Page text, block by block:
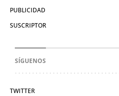
PUBLICIDAD
SUSCRIPTOR
SÍGUENOS
TWITTER